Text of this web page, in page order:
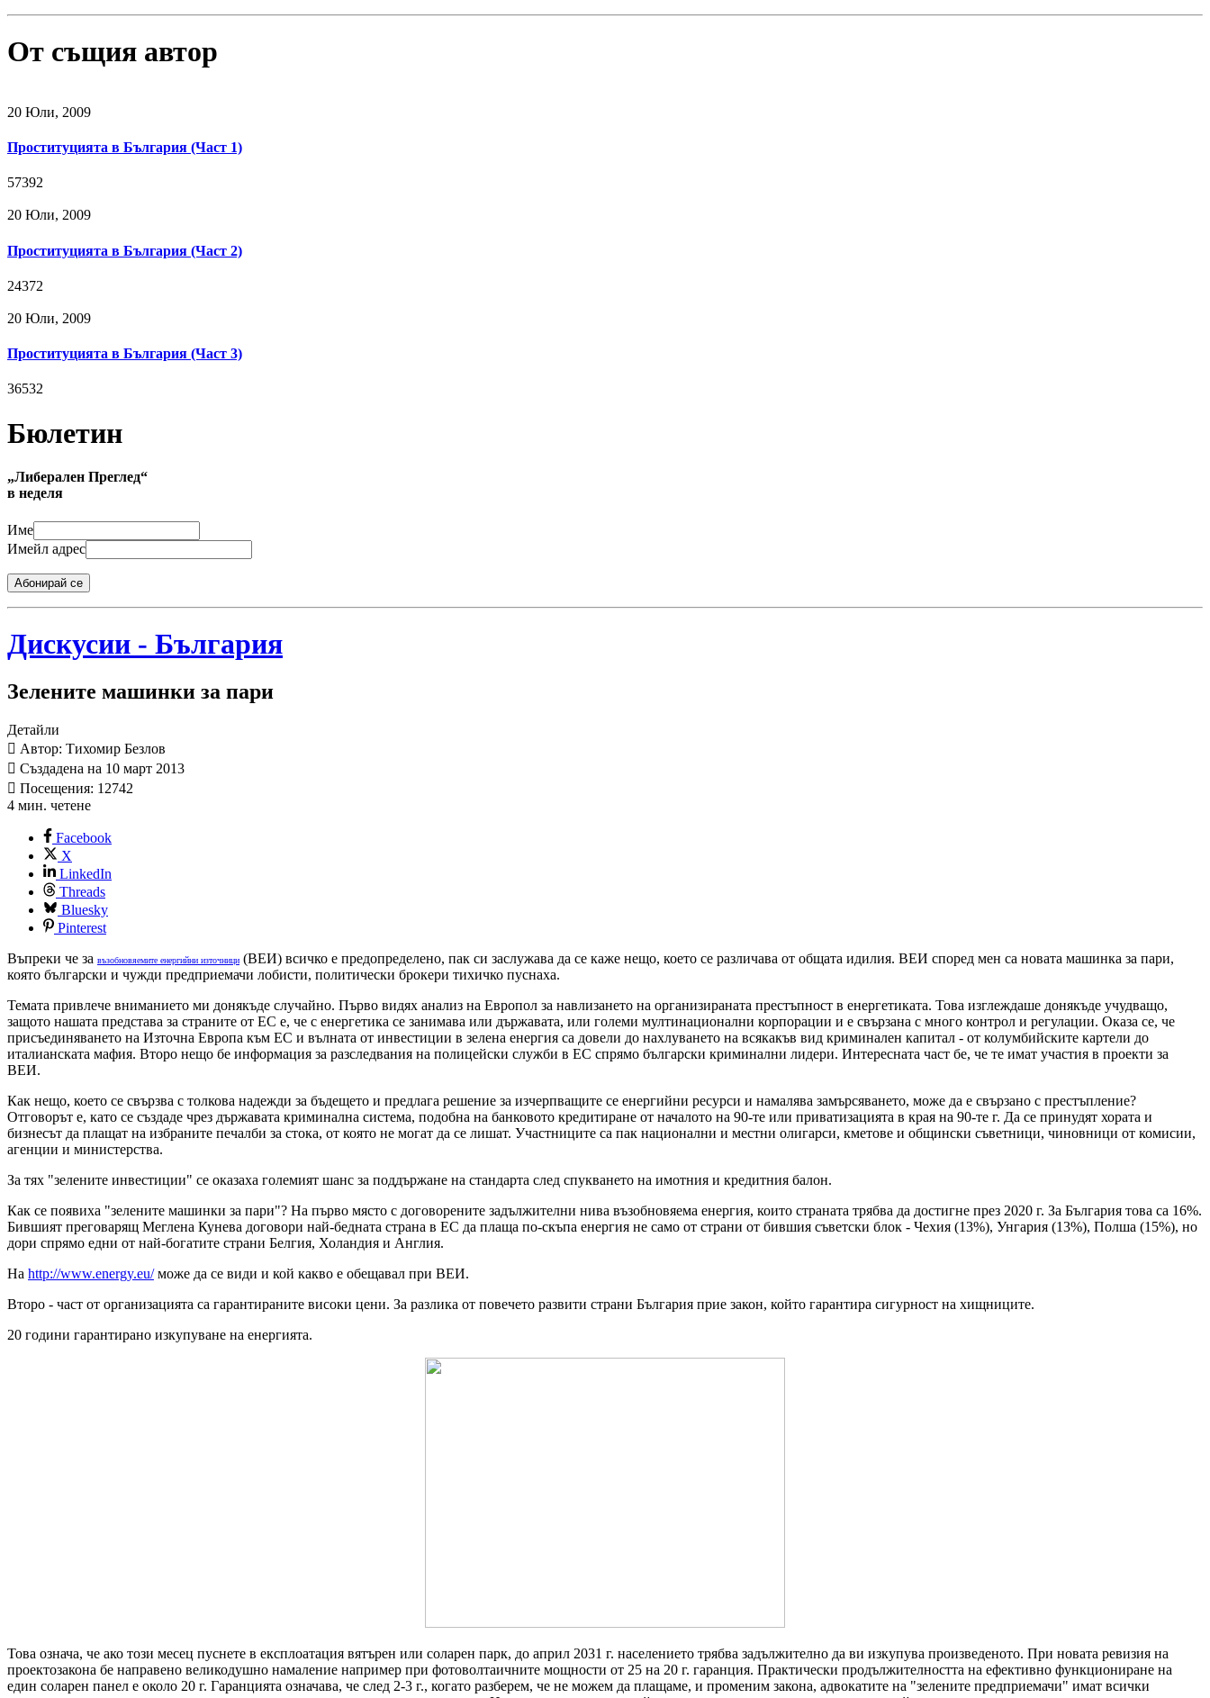
От същия автор
20 Юли, 2009
Проституцията в България (Част 1)
57392
20 Юли, 2009
Проституцията в България (Част 2)
24372
20 Юли, 2009
Проституцията в България (Част 3)
36532
Бюлетин
„Либерален Преглед“
в неделя
Име
Имейл адрес
Абонирай се
Дискусии - България
Зелените машинки за пари
Детайли
Автор: Тихомир Безлов
Създадена на 10 март 2013
Посещения: 12742
4 мин. четене
Facebook
X
LinkedIn
Threads
Bluesky
Pinterest
Въпреки че за възобновяемите енергийни източници (ВЕИ) всичко е предопределено, пак си заслужава да се каже нещо, което се различава от общата идилия. ВЕИ според мен са новата машинка за пари,
която български и чужди предприемачи лобисти, политически брокери тихичко пуснаха.
Темата привлече вниманието ми донякъде случайно. Първо видях анализ на Европол за навлизането на организираната престъпност в енергетиката. Това изглеждаше донякъде учудващо,
защото нашата представа за страните от ЕС е, че с енергетика се занимава или държавата, или големи мултинационални корпорации и е свързана с много контрол и регулации. Оказа се, че
присъединяването на Източна Европа към ЕС и вълната от инвестиции в зелена енергия са довели до нахлуването на всякакъв вид криминален капитал - от колумбийските картели до
италианската мафия. Второ нещо бе информация за разследвания на полицейски служби в ЕС спрямо български криминални лидери. Интересната част бе, че те имат участия в проекти за
ВЕИ.
Как нещо, което се свързва с толкова надежди за бъдещето и предлага решение за изчерпващите се енергийни ресурси и намалява замърсяването, може да е свързано с престъпление?
Отговорът е, като се създаде чрез държавата криминална система, подобна на банковото кредитиране от началото на 90-те или приватизацията в края на 90-те г. Да се принудят хората и
бизнесът да плащат на избраните печалби за стока, от която не могат да се лишат. Участниците са пак национални и местни олигарси, кметове и общински съветници, чиновници от комисии,
агенции и министерства.
За тях "зелените инвестиции" се оказаха големият шанс за поддържане на стандарта след спукването на имотния и кредитния балон.
Как се появиха "зелените машинки за пари"? На първо място с договорените задължителни нива възобновяема енергия, които страната трябва да достигне през 2020 г. За България това са 16%.
Бившият преговарящ Меглена Кунева договори най-бедната страна в ЕС да плаща по-скъпа енергия не само от страни от бившия съветски блок - Чехия (13%), Унгария (13%), Полша (15%), но
дори спрямо едни от най-богатите страни Белгия, Холандия и Англия.
На http://www.energy.eu/може да се види и кой какво е обещавал при ВЕИ.
Второ - част от организацията са гарантираните високи цени. За разлика от повечето развити страни България прие закон, който гарантира сигурност на хищниците.
20 години гарантирано изкупуване на енергията.
Това означа, че ако този месец пуснете в експлоатация вятърен или соларен парк, до април 2031 г. населението трябва задължително да ви изкупува произведеното. При новата ревизия на
проектозакона бе направено великодушно намаление например при фотоволтаичните мощности от 25 на 20 г. гаранция. Практически продължителността на ефективно функциониране на
един соларен панел е около 20 г. Гаранцията означава, че след 2-3 г., когато разберем, че не можем да плащаме, и променим закона, адвокатите на "зелените предприемачи" имат всички